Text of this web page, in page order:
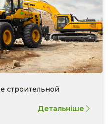
строительной
Детальніше